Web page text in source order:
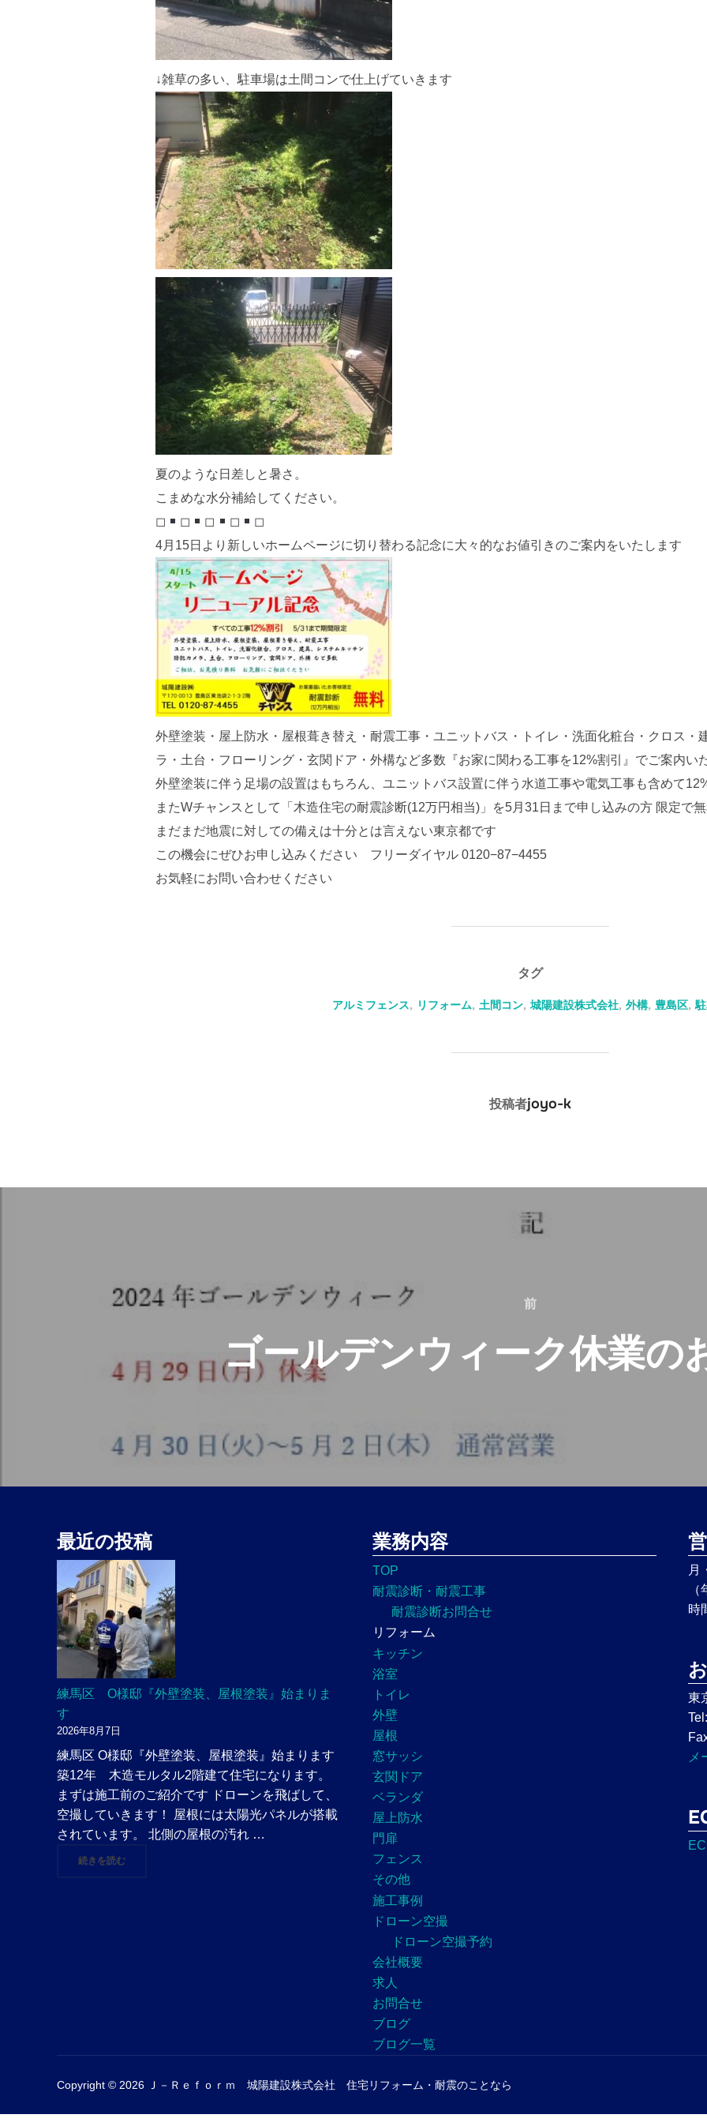
↓雑草の多い、駐車場は土間コンで仕上げていきます
夏のような日差しと暑さ。
こまめな水分補給してください。
◻︎
◻︎ ◻︎ ◻︎
◻︎
4月15日より新しいホームページに切り替わる記念に大々的なお値引きのご案内をいたします
外壁塗装・屋上防水・屋根葺き替え・耐震工事・ユニットバス・トイレ・洗面化粧台・クロス・
ラ・土台・フローリング・玄関ドア・外構など多数『お家に関わる工事を12%割引』でご案内い
外壁塗装に伴う足場の設置はもちろん、ユニットバス設置に伴う水道工事や電気工事も含めて
またWチャンスとして「木造住宅の耐震診断(12万円相当)」を5月31日まで申し込みの方 限定で
まだまだ地震に対しての備えは十分とは言えない東京都です
この機会にぜひお申し込みください フリーダイヤル 0120−87−4455
お気軽にお問い合わせください
タグ
アルミフェンス, リフォーム, 土間コン, 城陽建設株式会社, 外構, 豊島区,
投稿者
投稿者joyo-k
前
前
ゴールデンウィーク休業の
最近の投稿
練馬区 O様邸『外壁塗装、屋根塗装』始まりま
す
2026年8月7日
練馬区 O様邸『外壁塗装、屋根塗装』始まります
築12年 木造モルタル2階建て住宅になります。
まずは施工前のご紹介です ドローンを飛ばして、
空撮していきます！ 屋根には太陽光パネルが搭載
されています。 北側の屋根の汚れ …
続きを読む"練馬区 O様邸『外壁塗装、屋根塗装』始まります"
業務内容
TOP
耐震診断・耐震工事
耐震診断お問合せ
リフォーム
キッチン
浴室
トイレ
外壁
屋根
窓サッシ
玄関ドア
ベランダ
屋上防水
門扉
フェンス
その他
施工事例
ドローン空撮
ドローン空撮予約
会社概要
求人
お問合せ
ブログ
ブログ一覧
月
時
東
メ
Copyright © 2026 Ｊ－Ｒｅｆｏｒｍ 城陽建設株式会社 住宅リフォーム・耐震のことなら